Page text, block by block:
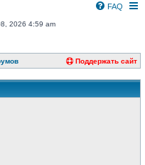
FAQ
2026 4:59 am
Поддержать сайт